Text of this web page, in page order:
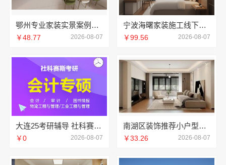
鄂州专业家装实景案例，百年米莱见证品质之美
￥48.77 2026-08-07
宁波海曙家装施工线下门店地址宁波雅美和居建材科技有限公司
￥99.56 2026-08-07
大连25考研辅导 社科赛斯考研服务人才伴您成长
￥0 2026-08-07
南湖区装饰推荐小户型：嘉兴锦居装饰材料有限公司
￥33.26 2026-08-07